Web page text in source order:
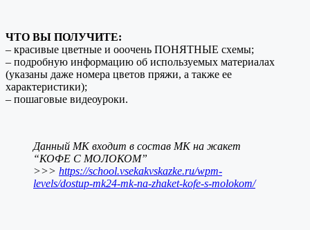
ЧТО ВЫ ПОЛУЧИТЕ:
– красивые цветные и ооочень ПОНЯТНЫЕ схемы;
– подробную информацию об используемых материалах
(указаны даже номера цветов пряжи, а также ее
характеристики);
– пошаговые видеоуроки.
Данный МК входит в состав МК на жакет
“КОФЕ С МОЛОКОМ”
>>> https://school.vsekakvskazke.ru/wpm-
levels/dostup-mk24-mk-na-zhaket-kofe-s-molokom/